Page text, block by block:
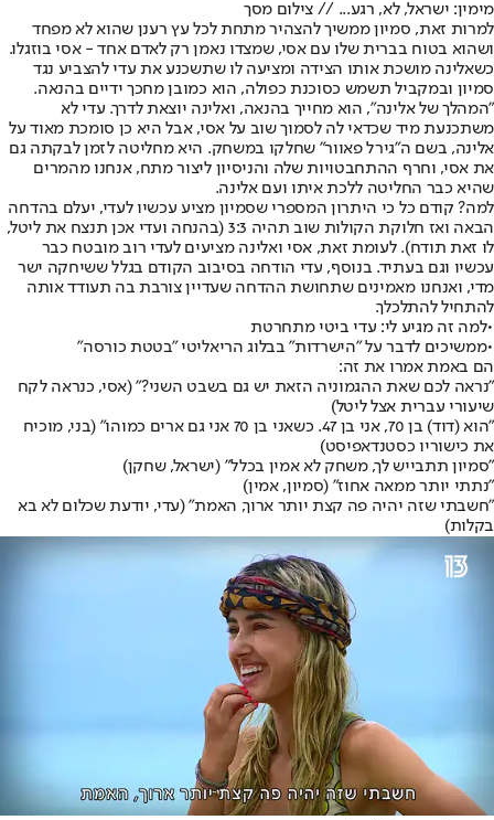
מימין: ישראל, לא, רגע... // צילום מסך
למרות זאת, סמיון ממשיך להצהיר מתחת לכל עץ רענן שהוא לא מפחד
ושהוא בטוח בברית שלו עם אסי, שמצדו נאמן רק לאדם אחד - אסי בוזגלו.
כשאלינה מושכת אותו הצידה ומציעה לו שתשכנע את עדי להצביע נגד
סמיון ובמקביל תשמש כסוכנת כפולה, הוא כמובן מחכך ידיים בהנאה.
"המהלך של אלינה", הוא מחייך בהנאה, ואלינה יוצאת לדרך. עדי לא
משתכנעת מיד שכדאי לה לסמוך שוב על אסי, אבל היא כן סומכת מאוד על
אלינה, בשם ה"גירל פאוור" שחלקו במשחק. היא מחליטה לזמן לבקתה גם
את אסי, וחרף ההתחבטויות שלה והניסיון ליצור מתח, אנחנו מהמרים
שהיא כבר החליטה ללכת איתו ועם אלינה.
למה? קודם כל כי היתרון המספרי שסמיון מציע עכשיו לעדי, יעלם בהדחה
הבאה ואז חלוקת הקולות שוב תהיה 3:3 (בהנחה ועדי אכן תנצח את ליטל,
לו זאת תודח). לעומת זאת, אסי ואלינה מציעים לעדי רוב מובטח כבר
עכשיו וגם בעתיד. בנוסף, עדי הודחה בסיבוב הקודם בגלל ששיחקה ישר
מדי, ואנחנו מאמינים שתחושת ההדחה שעדיין צורבת בה תעודד אותה
להתחיל להתלכלך.
•למה זה מגיע לי: עדי ביטי מתחרטת
•ממשיכים לדבר על "הישרדות" בבלוג הריאליטי "בטטת כורסה"
הם באמת אמרו את זה:
"נראה לכם שאת ההגמוניה הזאת יש גם בשבט השני?" (אסי, כנראה לקח
שיעורי עברית אצל ליטל)
"הוא (דוד) בן 70, אני בן 47. כשאני בן 70 אני גם ארים כמוהו" (בני, מוכיח
את כישוריו כסטנדאפיסט)
"סמיון תתבייש לך, משחק לא אמין בכלל" (ישראל, שחקן)
"נתתי יותר ממאה אחוז" (סמיון, אמין)
"חשבתי שזה יהיה פה קצת יותר ארוך, האמת" (עדי, יודעת שכלום לא בא
בקלות)